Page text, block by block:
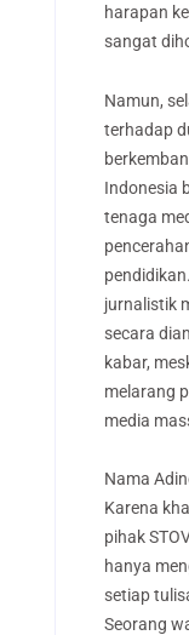
harapan
sangat
Namun,
terhadap
Indonesia
tenaga
jurnalistik
secara
kabar,
melarang
media
Nama
Karena
pihak
hanya
setiap
Seorang